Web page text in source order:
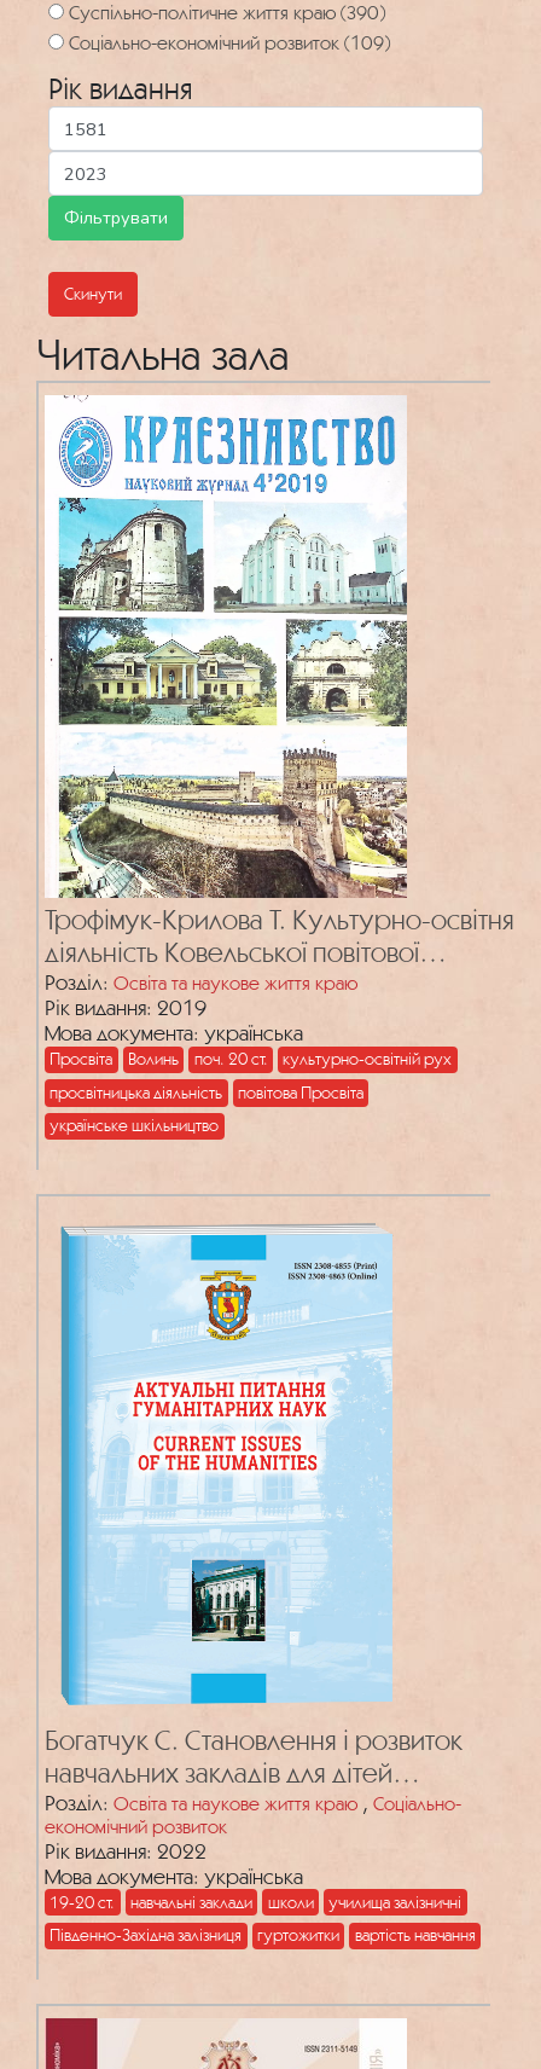
Суспільно-політичне життя краю (390)
Соціально-економічний розвиток (109)
Рік видання
Скинути
Читальна зала
Трофімук-Крилова Т. Культурно-освітня
діяльність Ковельської повітової
«Просвіти» імені Лесі Українки у другій
половині 1920-х рр. : (за діловодчою
документацією із Державного архіву
Волинської області)
Розділ: Освіта та наукове життя краю
Рік видання: 2019
Мова документа: українська
Просвіта Волинь поч. 20 ст.
культурно-освітній рух
просвітницька діяльність
повітова Просвіта
українське шкільництво
Богатчук С. Становлення і розвиток
навчальних закладів для дітей
залізничників Південно-Західних
залізниць в кінці ХІХ – на початку ХХ ст.
Розділ: Освіта та наукове життя краю , Соціально-
економічний розвиток
Рік видання: 2022
Мова документа: українська
19-20 ст. навчальні заклади школи
училища залізничні
Південно-Західна залізниця
гуртожитки вартість навчання